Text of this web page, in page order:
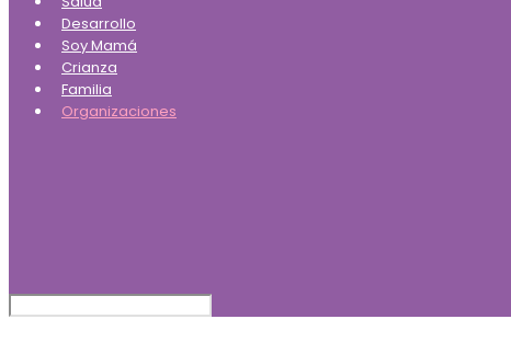
Desarrollo
Soy Mamá
Crianza
Familia
Organizaciones